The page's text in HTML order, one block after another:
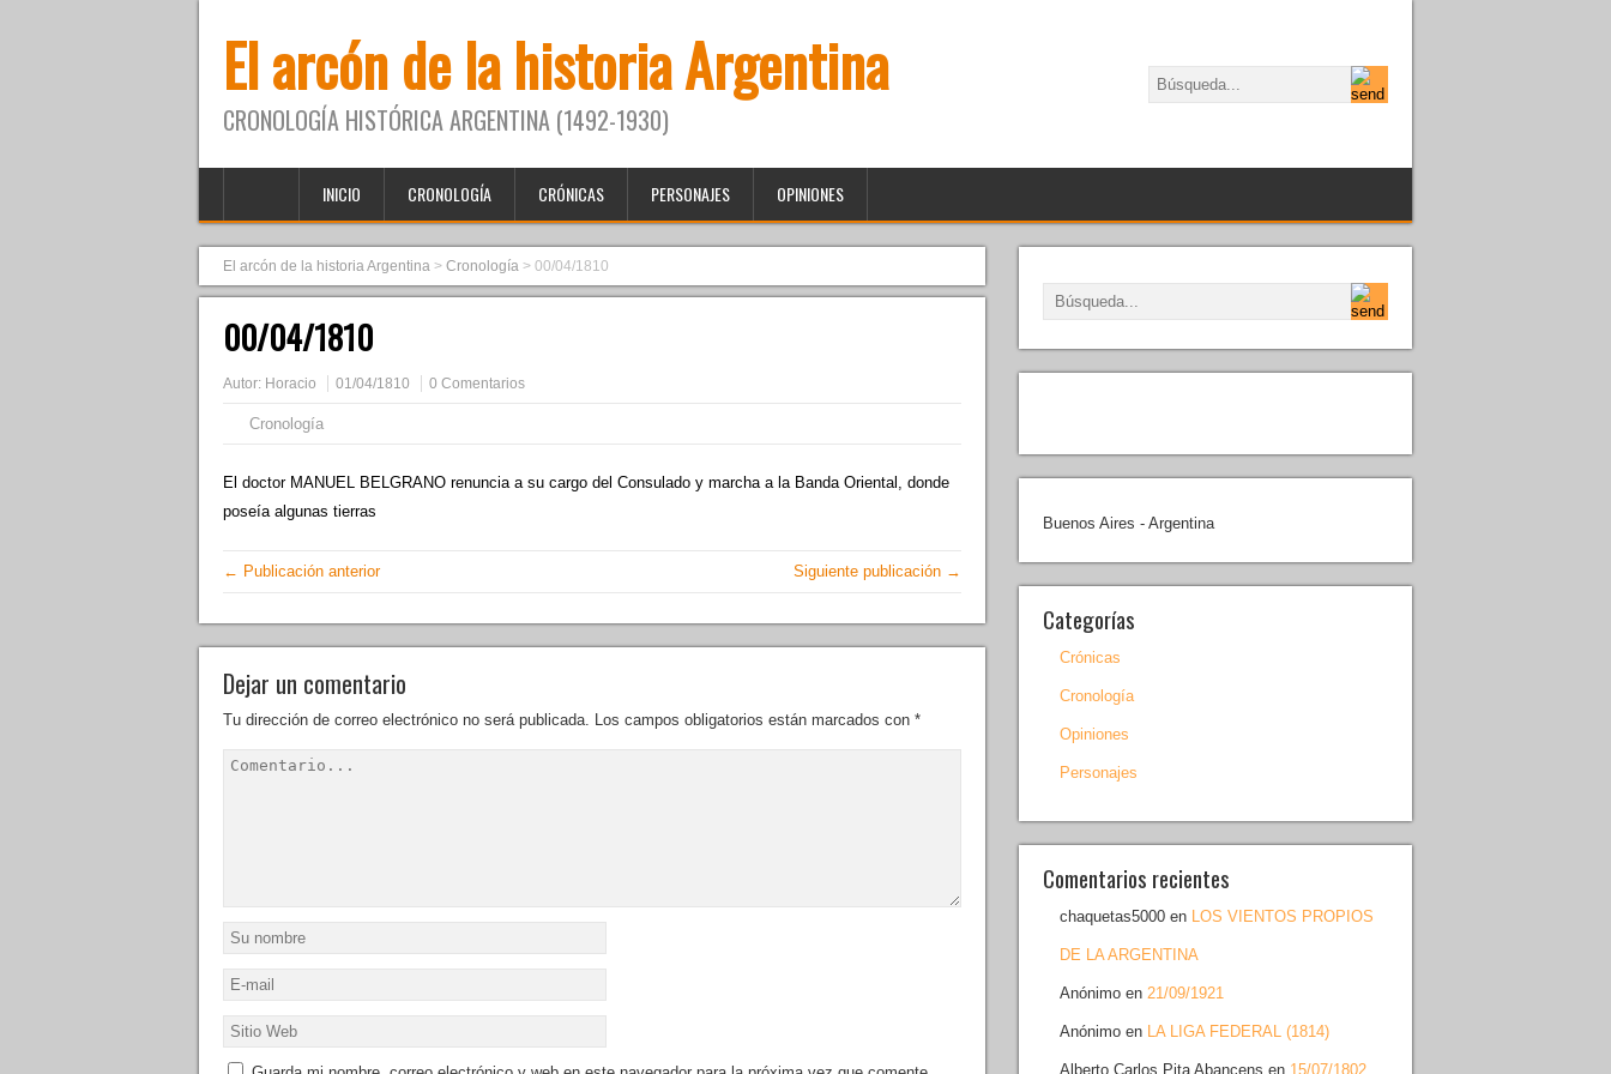
El arcón de la historia Argentina
CRONOLOGÍA HISTÓRICA ARGENTINA (1492-1930)
INICIO CRONOLOGÍA CRÓNICAS PERSONAJES OPINIONES
El arcón de la historia Argentina > Cronología > 00/04/1810
00/04/1810
Autor: Horacio 01/04/1810 0 Comentarios
Cronología
El doctor MANUEL BELGRANO renuncia a su cargo del Consulado y marcha a la Banda Oriental, donde
poseía algunas tierras
← Publicación anterior Siguiente publicación →
Dejar un comentario
Tu dirección de correo electrónico no será publicada. Los campos obligatorios están marcados con *
Buenos Aires - Argentina
Categorías
Crónicas
Cronología
Opiniones
Personajes
Comentarios recientes
chaquetas5000 en LOS VIENTOS PROPIOS
DE LA ARGENTINA
Anónimo en 21/09/1921
Anónimo en LA LIGA FEDERAL (1814)
Alberto Carlos Pita Abancens en 15/07/1802